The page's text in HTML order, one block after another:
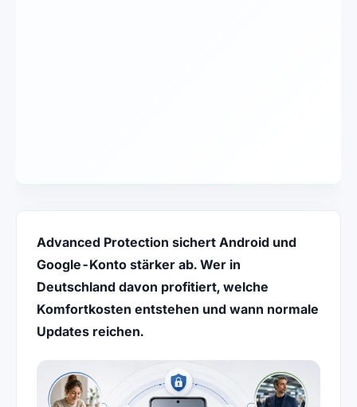
Advanced Protection sichert Android und
Google-Konto stärker ab. Wer in
Deutschland davon profitiert, welche
Komfortkosten entstehen und wann normale
Updates reichen.